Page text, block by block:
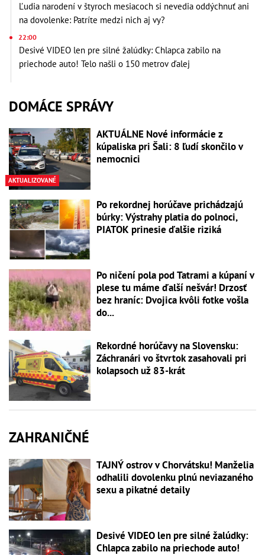
Ľudia narodení v štyroch mesiacoch si nevedia oddýchnuť ani
na dovolenke: Patríte medzi nich aj vy?
22:00
Desivé VIDEO len pre silné žalúdky: Chlapca zabilo na
priechode auto! Telo našli o 150 metrov ďalej
DOMÁCE SPRÁVY
AKTUALIZOVANÉ
AKTUÁLNE Nové informácie z
kúpaliska pri Šali: 8 ľudí skončilo v
nemocnici
Po rekordnej horúčave prichádzajú
búrky: Výstrahy platia do polnoci,
PIATOK prinesie ďalšie riziká
Po ničení pola pod Tatrami a kúpaní v
plese tu máme ďalší nešvár! Drzosť
bez hraníc: Dvojica kvôli fotke vošla
do...
Rekordné horúčavy na Slovensku:
Záchranári vo štvrtok zasahovali pri
kolapsoch už 83-krát
ZAHRANIČNÉ
TAJNÝ ostrov v Chorvátsku! Manželia
odhalili dovolenku plnú neviazaného
sexu a pikatné detaily
Desivé VIDEO len pre silné žalúdky:
Chlapca zabilo na priechode auto!